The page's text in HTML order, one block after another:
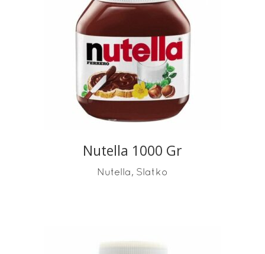
READ MORE
Nutella 1000 Gr
Nutella, Slatko